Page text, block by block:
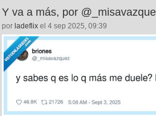
Y va a más, por
por ladeflix el 4 sep 2025, 09:39